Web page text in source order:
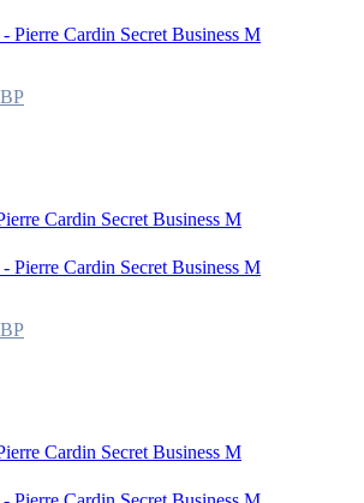
Cardin Secret Business M
Cardin Secret Business M